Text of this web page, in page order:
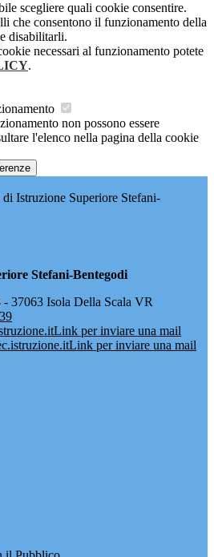
scegliere quali cookie consentire.
che consentono il funzionamento della
disabilitarli.
necessari al funzionamento potete
.
non possono essere
l'elenco nella pagina della cookie
Istruzione Superiore Stefani-
Stefani-Bentegodi
37063 Isola Della Scala VR
Link per inviare una mail
Link per inviare una mail